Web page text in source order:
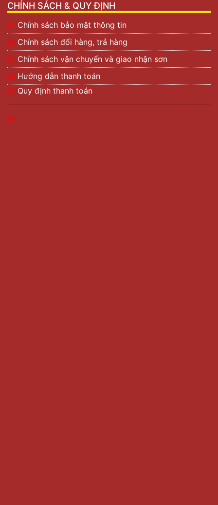
CHÍNH SÁCH & QUY ĐỊNH
Chính sách bảo mật thông tin
Chính sách đổi hàng, trả hàng
Chính sách vận chuyển và giao nhận sơn
Hướng dẫn thanh toán
Quy định thanh toán